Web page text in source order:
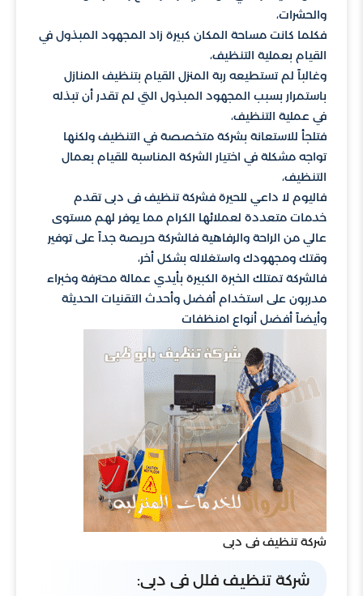
والحشرات،
فكلما كانت مساحة المكان كبيرة زاد المجهود المبذول في
القيام بعملية التنظيف،
وغالباً لم تستطيعه ربة المنزل القيام بتنظيف المنازل
باستمرار بسبب المجهود المبذول التي لم تقدر أن تبذله
في عملية التنظيف،
فتلجأ للاستعانة بشركة متخصصة في التنظيف ولكنها
تواجه مشكلة في اختيار الشركة المناسبة للقيام بعمال
التنظيف،
فاليوم لا داعي للحيرة فشركة تنظيف فى دبى تقدم
خدمات متعددة لعملائها الكرام مما يوفر لهم مستوى
عالي من الراحة والرفاهية فالشركة حريصة جداً على توفير
وقتك ومجهودك واستغلاله بشكل أخر،
فالشركة تمتلك الخبرة الكبيرة بأيدي عمالة محترفة وخبراء
مدربون على استخدام أفضل وأحدث التقنيات الحديثة
وأيضاً أفضل أنواع امنظفات
شركة تنظيف فى دبى
شركة تنظيف فلل فى دبى: